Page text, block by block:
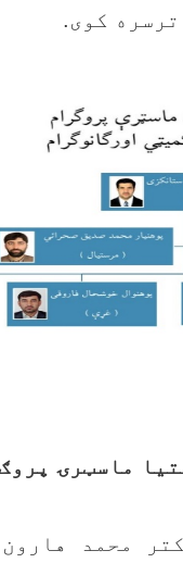
کوی.
ماسټرۍ
محمد هارون